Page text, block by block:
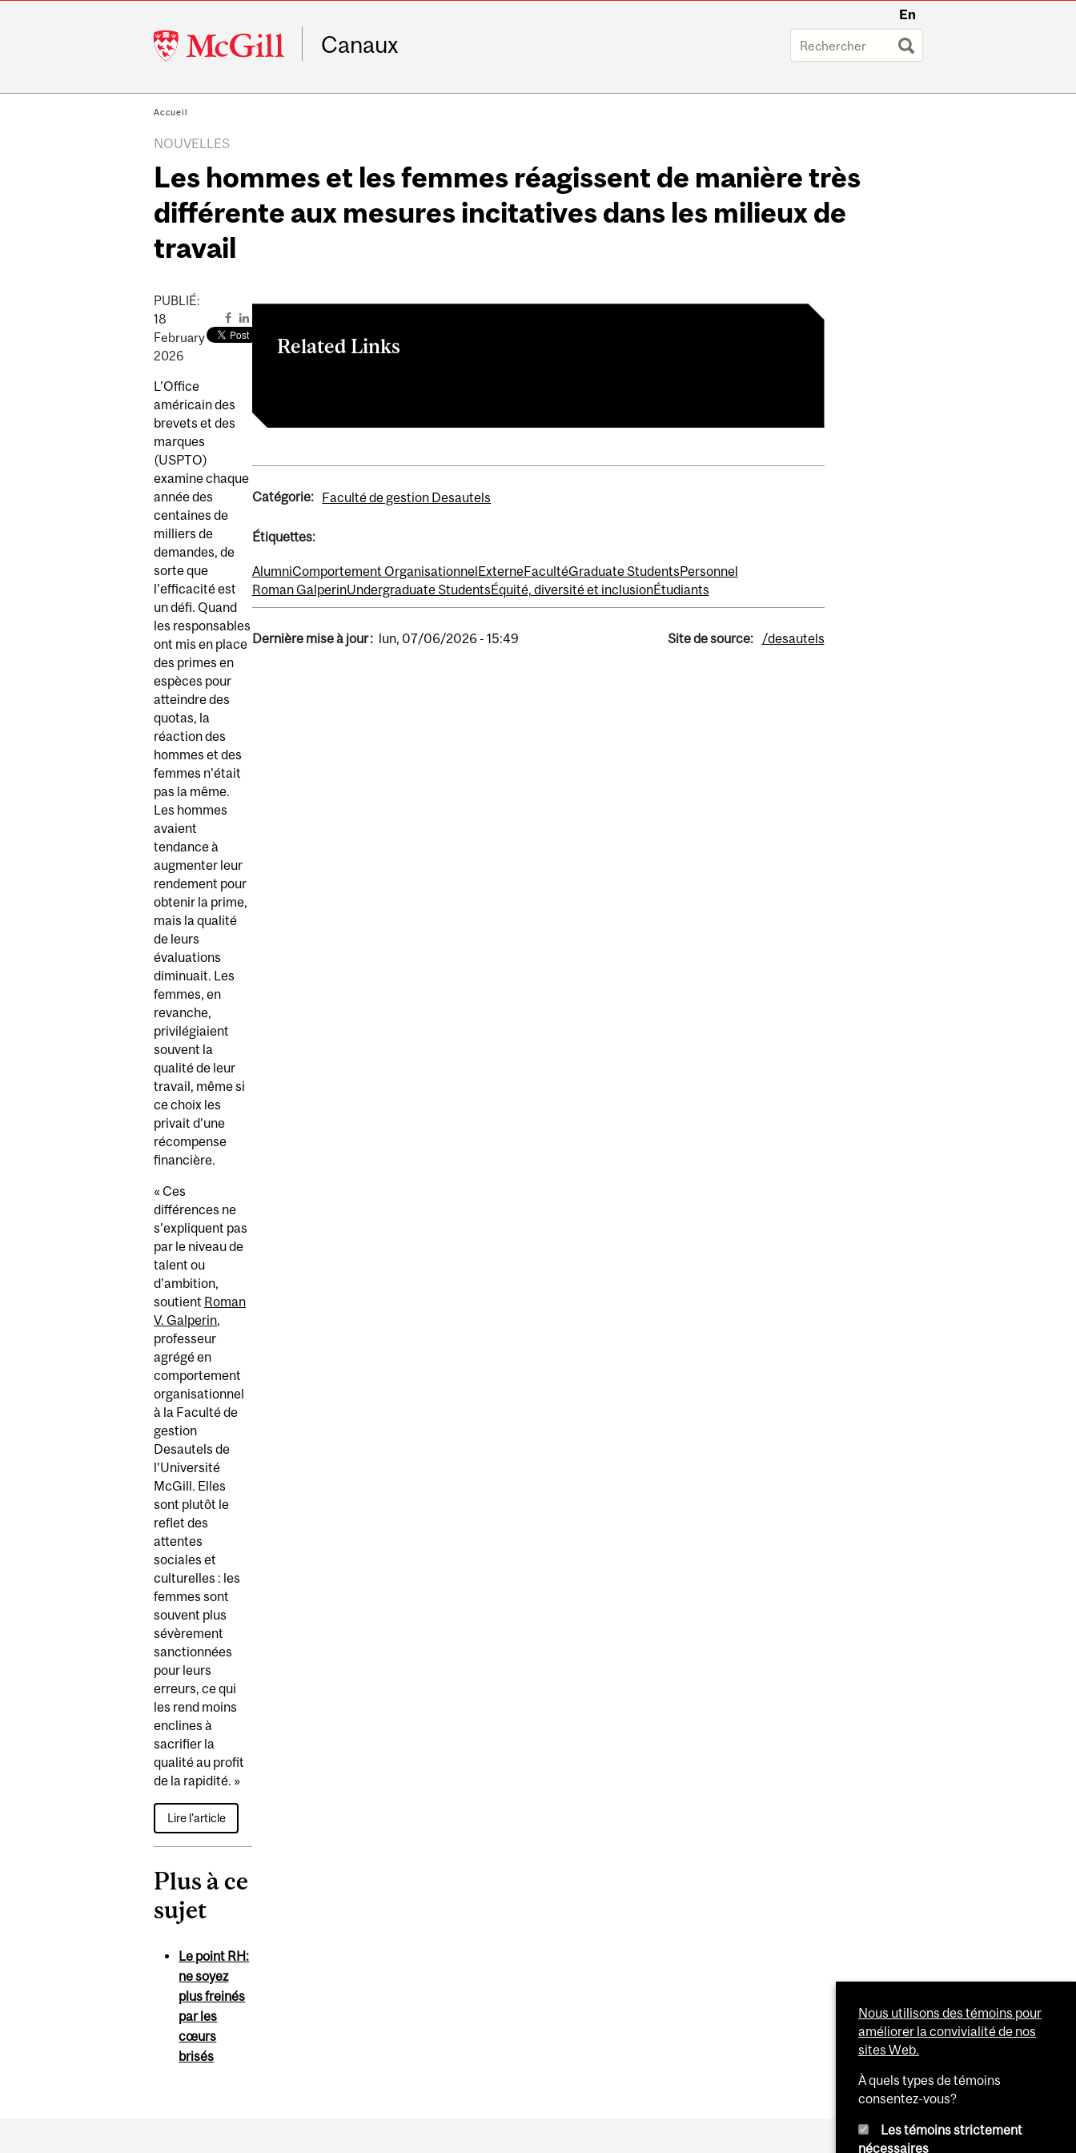
McGill
University
En
Canaux
Accueil
NOUVELLES
Les hommes et les femmes réagissent de manière très
différente aux mesures incitatives dans les milieux de
travail
PUBLIÉ:
18
February
2026
L’Office
américain des
brevets et des
marques
(USPTO)
examine chaque
année des
centaines de
milliers de
demandes, de
sorte que
l’efficacité est
un défi. Quand
les responsables
ont mis en place
des primes en
espèces pour
atteindre des
quotas, la
réaction des
hommes et des
femmes n’était
pas la même.
Les hommes
avaient
tendance à
augmenter leur
rendement pour
obtenir la prime,
mais la qualité
de leurs
évaluations
diminuait. Les
femmes, en
revanche,
privilégiaient
souvent la
qualité de leur
travail, même si
ce choix les
privait d’une
récompense
financière.
« Ces
différences ne
s’expliquent pas
par le niveau de
talent ou
d’ambition,
soutient Roman
V. Galperin,
professeur
agrégé en
comportement
organisationnel
à la Faculté de
gestion
Desautels de
l’Université
McGill. Elles
sont plutôt le
reflet des
attentes
sociales et
culturelles : les
femmes sont
souvent plus
sévèrement
sanctionnées
pour leurs
erreurs, ce qui
les rend moins
enclines à
sacrifier la
qualité au profit
de la rapidité. »
Lire l'article
Plus à ce
sujet
Le point RH:
ne soyez
plus freinés
par les
cœurs
brisés
Related Links
Catégorie: Faculté de gestion Desautels
Étiquettes:
AlumniComportement OrganisationnelExterneFacultéGraduate StudentsPersonnel
Roman GalperinUndergraduate StudentsÉquité, diversité et inclusionÉtudiants
Dernière mise à jour : lun, 07/06/2026 - 15:49 Site de source: /desautels
Nous utilisons des témoins pour
améliorer la convivialité de nos
sites Web.
À quels types de témoins
consentez-vous?
Les témoins strictement
nécessaires